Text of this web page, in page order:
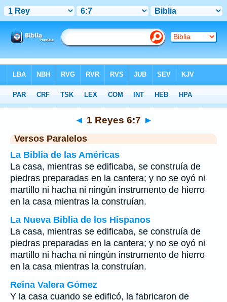
>1 Reyes Capítulo 6 > Verso 7
◄ 1 Reyes 6:7 ►
Versos Paralelos
La Biblia de las Américas
La casa, mientras se edificaba, se construía de
piedras preparadas en la cantera; y no se oyó ni
martillo ni hacha ni ningún instrumento de hierro
en la casa mientras la construían.
La Nueva Biblia de los Hispanos
La casa, mientras se edificaba, se construía de
piedras preparadas en la cantera; y no se oyó ni
martillo ni hacha ni ningún instrumento de hierro
en la casa mientras la construían.
Reina Valera Gómez
Y la casa cuando se edificó, la fabricaron de